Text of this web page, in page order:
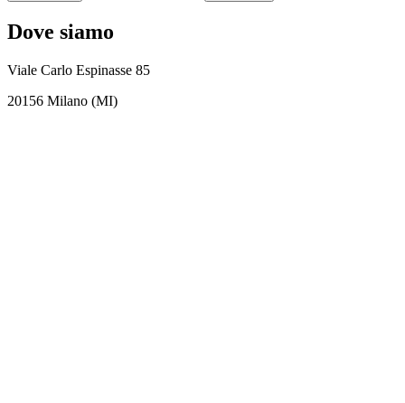
Dove siamo
Viale Carlo Espinasse 85
20156 Milano (MI)